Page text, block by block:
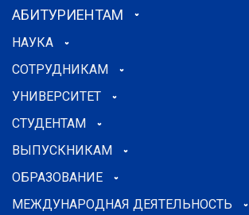
АБИТУРИЕНТАМ
НАУКА
СОТРУДНИКАМ
УНИВЕРСИТЕТ
СТУДЕНТАМ
ВЫПУСКНИКАМ
ОБРАЗОВАНИЕ
МЕЖДУНАРОДНАЯ ДЕЯТЕЛЬНОСТЬ